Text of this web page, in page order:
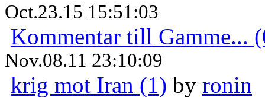
Oct.23.15 15:51:03
Kommentar till Gamme...
Nov.08.11 23:10:09
krig mot Iran (1) by ronin